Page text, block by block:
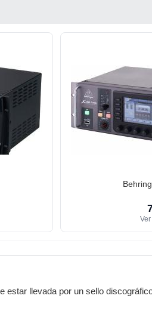
estar llevada por un sello